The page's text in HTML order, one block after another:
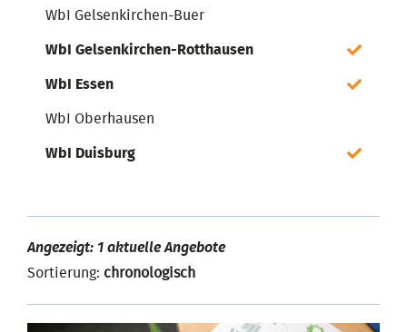
WbI Gelsenkirchen-Buer
WbI Gelsenkirchen-Rotthausen
WbI Essen
WbI Oberhausen
WbI Duisburg
Angezeigt: 1 aktuelle Angebote
Sortierung: chronologisch